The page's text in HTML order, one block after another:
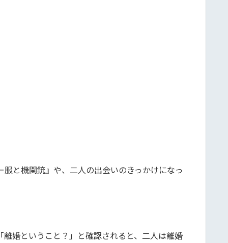
と機関銃』や、二人の出会いのきっかけになっ
婚ということ？」と確認されると、二人は離婚